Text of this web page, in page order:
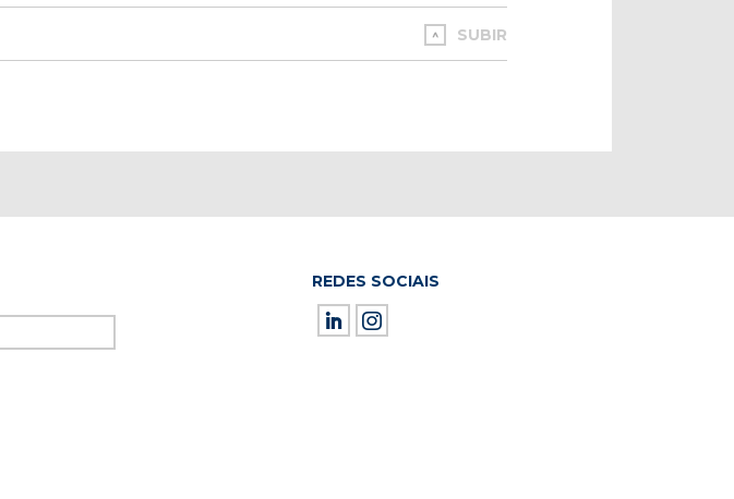
SUBIR
Please leave this field empty.
REDES SOCIAIS